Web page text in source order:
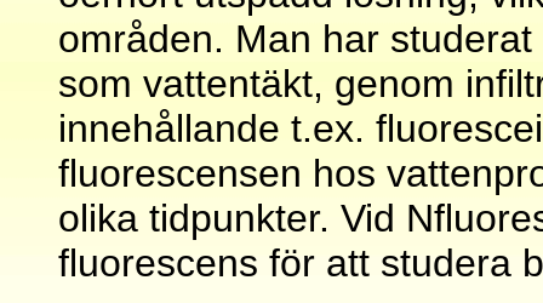
områden. Man har
som vattentäkt, genom
innehållande t.ex.
fluorescensen hos
olika tidpunkter. Vid
fluorescens för att studera